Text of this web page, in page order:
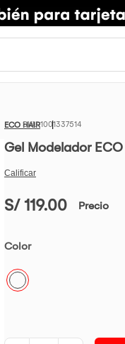
ECO HAIR1001337514
Gel Modelador
S/ 119.00 Precio
Color